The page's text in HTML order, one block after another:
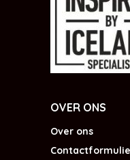
OVER ONS
Over ons